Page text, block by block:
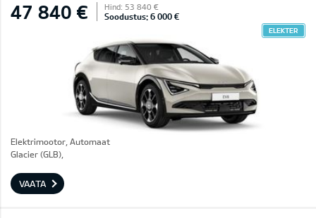
47 840 € Hind: 53 840 €
Soodustus: 6 000 €
ELEKTER
Elektrimootor, Automaat
Glacier (GLB),
VAATA